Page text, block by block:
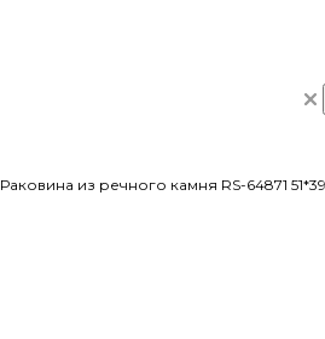
Раковина из речного камня RS-64871